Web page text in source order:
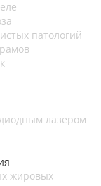
патологий
лазером
жировых